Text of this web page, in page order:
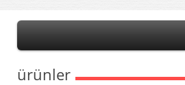
ürünler